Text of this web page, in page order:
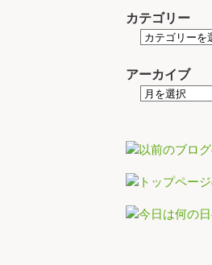
カテゴリー
アーカイブ